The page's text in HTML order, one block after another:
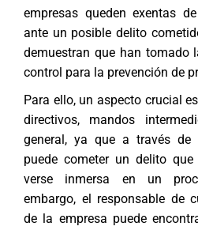
empresas queden exentas
ante un posible delito
demuestran que han tomado
control para la prevención de
Para ello, un aspecto crucial
directivos, mandos
general, ya que a través de
puede cometer un delito
verse inmersa en un
embargo, el responsable de
de la empresa puede